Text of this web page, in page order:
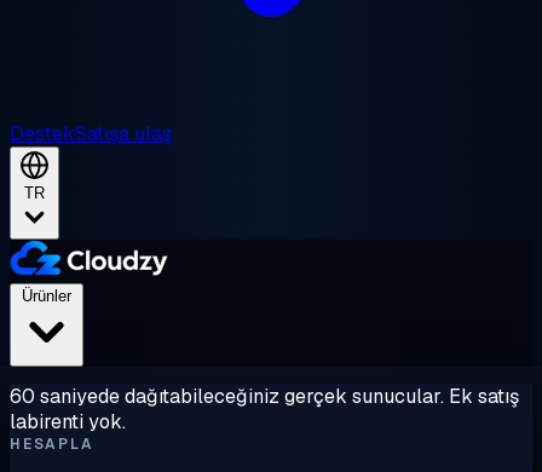
DestekSatışa ulaş
TR
Ürünler
60 saniyede dağıtabileceğiniz gerçek sunucular. Ek satış
labirenti yok.
HESAPLA